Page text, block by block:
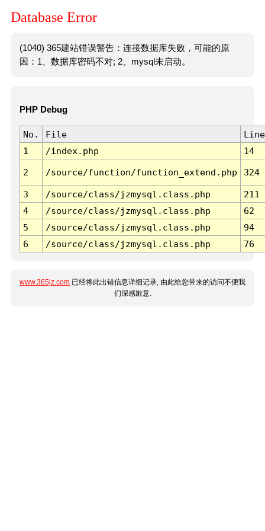
Database Error
(1040) 365建站错误警告：连接数据库失败，可能的原
因：1、数据库密码不对; 2、mysql未启动。
PHP Debug
No. File
Line
1
/index.php 14
2 /source/function/function_extend.php 324
3 /source/class/jzmysql.class.php
211
4
/source/class/jzmysql.class.php
62
5
/source/class/jzmysql.class.php
94
6
/source/class/jzmysql.class.php 76
www.365jz.com 已经将此出错信息详细记录, 由此给您带来的访问不便我
们深感歉意.